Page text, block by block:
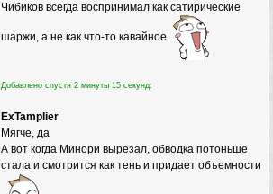
Чибиков всегда воспринимал как сатирические
шаржи, а не как что-то кавайное
Добавлено спустя 2 минуты 15 секунд:
ExTamplier
Мягче, да
А вот когда Минори вырезал, обводка потоньше
стала и смотрится как тень и придает объемности